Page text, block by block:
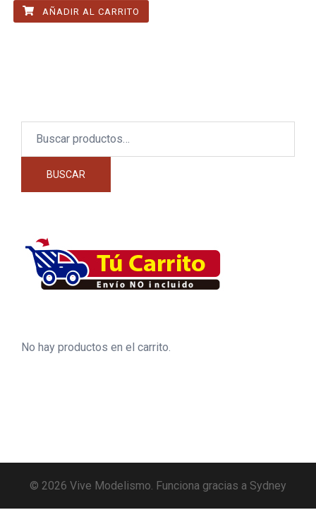
AÑADIR AL CARRITO
BUSCAR
No hay productos en el carrito.
© 2026 Vive Modelismo. Funciona gracias a Sydney